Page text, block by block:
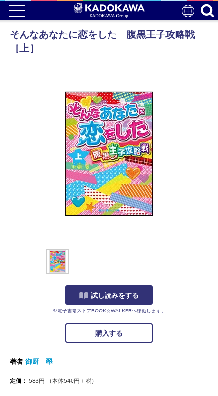
そんなあなたに恋をした 腹黒王子攻略戦
［上］
試し読みをする
※電子書籍ストアBOOK☆WALKERへ移動します。
購入する
著者 御厨 翠
定価： 583 円 （本体540円＋税）